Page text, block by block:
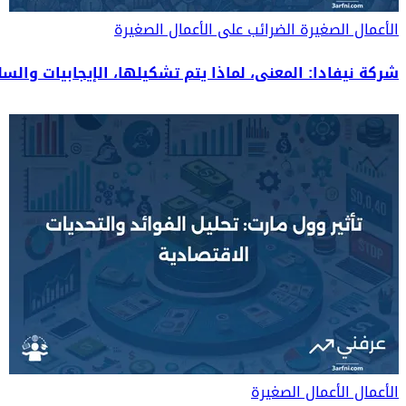
الأعمال الصغيرةالضرائب على الأعمال الصغيرة
شركة نيفادا: المعنى، لماذا يتم تشكيلها، الإيجابيات
الأعمالالأعمال الصغيرة